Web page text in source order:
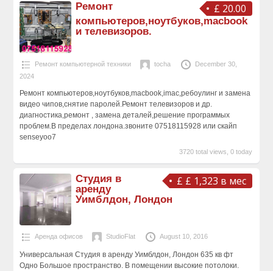
£ 20.00
Ремонт
компьютеров,ноутбуков,macbook
и телевизоров.
Ремонт компьютерной техники tocha
December 30,
2024
Ремонт компьютеров,ноутбуков,macbook,imac,ребоулинг и замена
видео чипов,снятие паролей.Ремонт телевизоров и др.
диагностика,ремонт , замена деталей,решение программых
проблем.В пределах лондона.звоните 07518115928 или скайп
senseyoo7
3720 total views, 0 today
£ £ 1,323 в мес
Студия в
аренду
Уимблдон, Лондон
Аренда офисов StudioFlat August 10, 2016
Универсальная Студия в аренду Уимблдон, Лондон 635 кв фт
Одно Большое пространство. В помещении высокие потолоки.